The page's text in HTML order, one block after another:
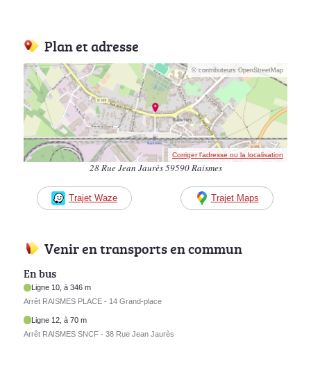
Plan et adresse
© contributeurs OpenStreetMap
Corriger l’adresse ou la localisation
28 Rue Jean Jaurès 59590 Raismes
Trajet Waze Trajet Maps
Venir en transports en commun
En bus
Ligne 10, à 346 m
Arrêt RAISMES PLACE - 14 Grand-place
Ligne 12, à 70 m
Arrêt RAISMES SNCF - 38 Rue Jean Jaurès